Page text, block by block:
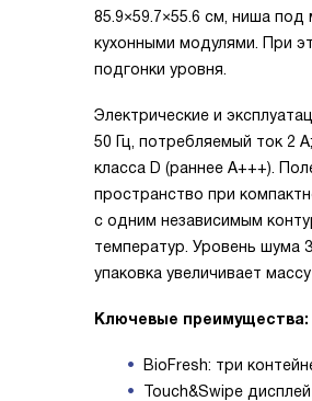
85.9×59.7×55.6 см, ниша
кухонными модулями. При
подгонки уровня.
Электрические и
50 Гц, потребляемый ток 2
класса D (раннее A+++).
пространство при
с одним независимым
температур. Уровень шума
упаковка увеличивает
Ключевые преимущества:
BioFresh: три
Touch&Swipe